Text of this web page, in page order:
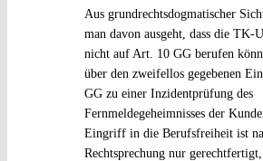
Aus grundrechtsdogmatischer
man davon ausgeht, dass die TK-
nicht auf Art. 10 GG berufen
über den zweifellos gegebenen
GG zu einer Inzidentprüfung des
Fernmeldegeheimnisses der
Eingriff in die Berufsfreiheit ist
Rechtsprechung nur